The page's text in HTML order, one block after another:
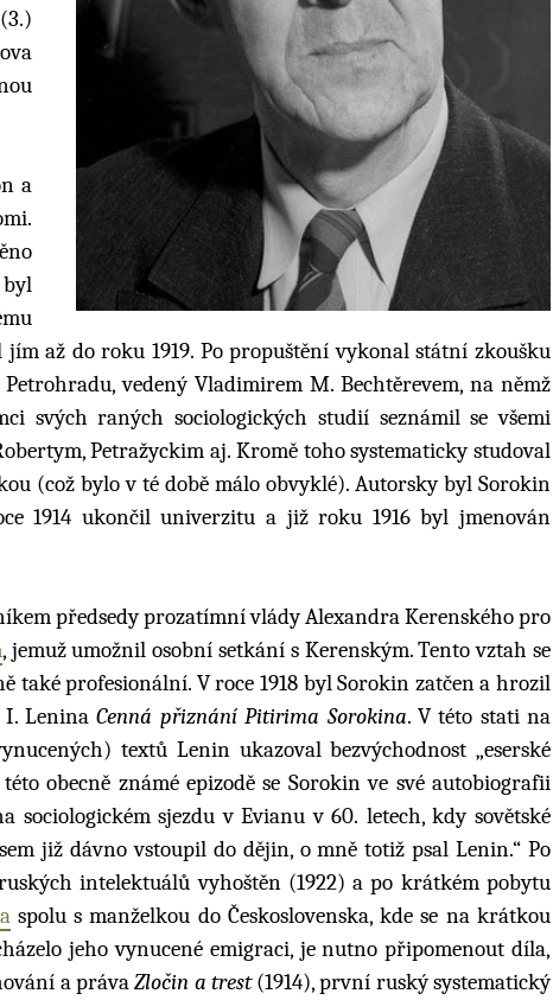
a
byl
až do roku 1919. Po propuštění vykonal státní zkoušku
vedený Vladimirem M. Bechtěrevem, na němž
svých raných sociologických studií seznámil se všemi
Petražyckim aj. Kromě toho systematicky studoval
(což bylo v té době málo obvyklé). Autorsky byl Sorokin
1914 ukončil univerzitu a již roku 1916 byl jmenován
předsedy prozatímní vlády Alexandra Kerenského pro
, jemuž umožnil osobní setkání s Kerenským. Tento vztah se
také profesionální. V roce 1918 byl Sorokin zatčen a hrozil
I. LeninaCenná přiznání Pitirima Sorokina. V této stati na
textů Lenin ukazoval bezvýchodnost „eserské
obecně známé epizodě se Sorokin ve své autobiografii
sociologickém sjezdu v Evianu v 60. letech, kdy sovětské
již dávno vstoupil do dějin, o mně totiž psal Lenin.“ Po
intelektuálů vyhoštěn (1922) a po krátkém pobytu
spolu s manželkou do Československa, kde se na krátkou
jeho vynucené emigraci, je nutno připomenout díla,
a právaZločin a trest(1914), první ruský systematický